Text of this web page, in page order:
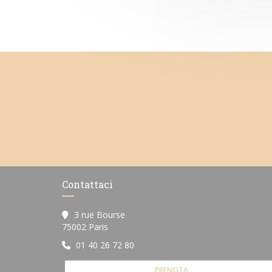
Contattaci
3 rue Bourse
75002 Paris
01 40 26 72 80
PRENOTA